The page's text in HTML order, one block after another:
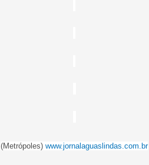
(Metrópoles)www.jornalaguaslindas.com.br